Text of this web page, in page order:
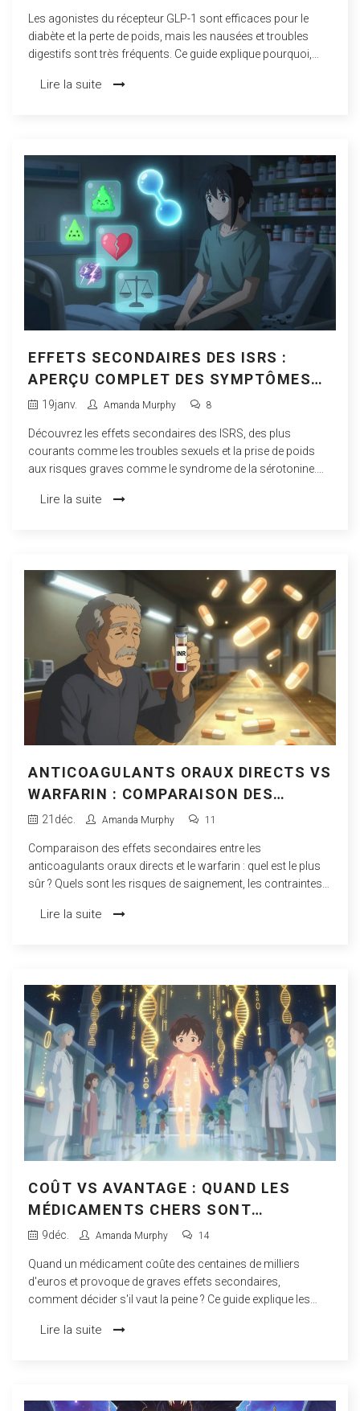
Les agonistes du récepteur GLP-1 sont efficaces pour le
diabète et la perte de poids, mais les nausées et troubles
digestifs sont très fréquents. Ce guide explique pourquoi,
Lire la suite
EFFETS SECONDAIRES DES ISRS :
APERÇU COMPLET DES SYMPTÔMES
LÉGERS AUX GRAVES
19janv. Amanda Murphy 8
Découvrez les effets secondaires des ISRS, des plus
courants comme les troubles sexuels et la prise de poids
aux risques graves comme le syndrome de la sérotonine.
les expériences réelles des patients.
Lire la suite
ANTICOAGULANTS ORAUX DIRECTS VS
WARFARIN : COMPARAISON DES
EFFETS SECONDAIRES
21 déc. Amanda Murphy 11
Comparaison des effets secondaires entre les
anticoagulants oraux directs et le warfarin : quel est le plus
sûr ? Quels sont les risques de saignement, les contraintes
Lire la suite
COÛT VS AVANTAGE : QUAND LES
MÉDICAMENTS CHERS SONT
JUSTIFIÉS MALGRÉ LEURS EFFETS
9déc. Amanda Murphy 14
Quand un médicament coûte des centaines de milliers
d'euros et provoque de graves effets secondaires,
comment décider s'il vaut la peine ? Ce guide explique les
vies, malgré les prix et les risques.
Lire la suite